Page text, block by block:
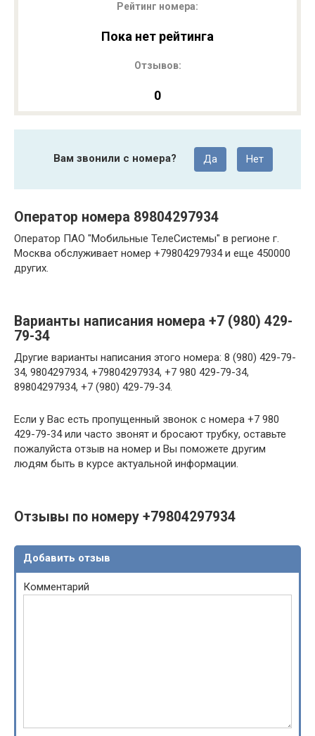
Рейтинг номера:
Пока нет рейтинга
Отзывов:
0
Вам звонили с номера? Да Нет
Оператор номера 89804297934
Оператор ПАО "Мобильные ТелеСистемы" в регионе г.
Москва обслуживает номер +79804297934 и еще 450000
других.
Варианты написания номера +7 (980) 429-
79-34
Другие варианты написания этого номера: 8 (980) 429-79-
34, 9804297934, +79804297934, +7 980 429-79-34,
89804297934, +7 (980) 429-79-34.
Если у Вас есть пропущенный звонок с номера +7 980
429-79-34 или часто звонят и бросают трубку, оставьте
пожалуйста отзыв на номер и Вы поможете другим
людям быть в курсе актуальной информации.
Отзывы по номеру +79804297934
Добавить отзыв
Комментарий